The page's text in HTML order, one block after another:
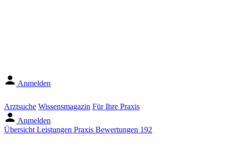
Anmelden
Arztsuche Wissensmagazin Für Ihre Praxis
Anmelden
Übersicht Leistungen Praxis Bewertungen 192